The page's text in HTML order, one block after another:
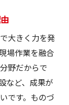
大きく力を発
場作業を融合
野だからで
など、成果が
です。ものづ